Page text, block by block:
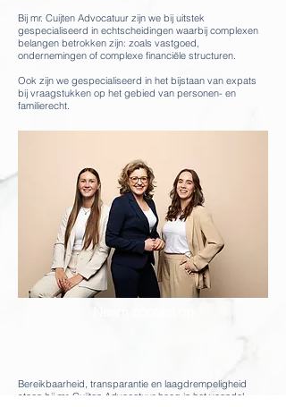
Bij mr. Cuijten Advocatuur zijn we bij uitstek
gespecialiseerd in echtscheidingen waarbij complexen
belangen betrokken zijn: zoals vastgoed,
ondernemingen of complexe financiële structuren.
Ook zijn we gespecialiseerd in het bijstaan van expats
bij vraagstukken op het gebied van personen- en
familierecht.
Bereikbaarheid, transparantie en laagdrempeligheid
staan bij mr. Cuijten Advocatuur hoog in het vaandel,